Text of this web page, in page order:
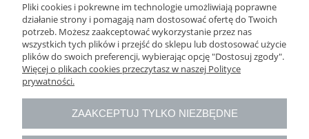
PRZESUWKA BEZ HAMULCA DO TAŚMY "5"
CZARNA DWUSTRONNY
0,50 zł
do koszyka
Pliki cookies i pokrewne im technologie umożliwiają poprawne
działanie strony i pomagają nam dostosować ofertę do Twoich
potrzeb. Możesz zaakceptować wykorzystanie przez nas
wszystkich tych plików i przejść do sklepu lub dostosować użycie
plików do swoich preferencji, wybierając opcję "Dostosuj zgody".
Więcej o plikach cookies przeczytasz w naszej Polityce
prywatności.
ZAAKCEPTUJ TYLKO NIEZBĘDNE